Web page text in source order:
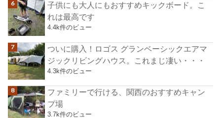
子供にも大人にもおすすめキックボード。こ
れは最高です
4.4k件のビュー
ついに購入！ロゴス グランベーシックエアマ
ジックリビングハウス。これまじ凄い・・・
4.3k件のビュー
ファミリーで行ける、関西のおすすめキャン
プ場
3.7k件のビュー